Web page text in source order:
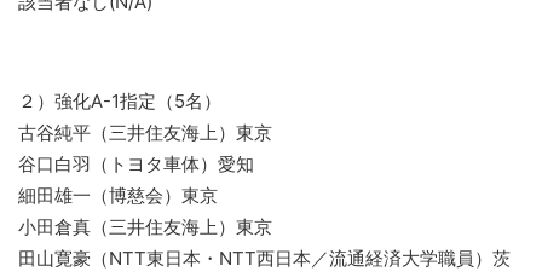
２）強化A-1指定（5名）
古谷純平（三井住友海上）東京
谷口白羽（トヨタ車体）愛知
細田雄一（博慈会）東京
小田倉真（三井住友海上）東京
田山寛豪（NTT東日本・NTT西日本／流通経済大学職員）茨